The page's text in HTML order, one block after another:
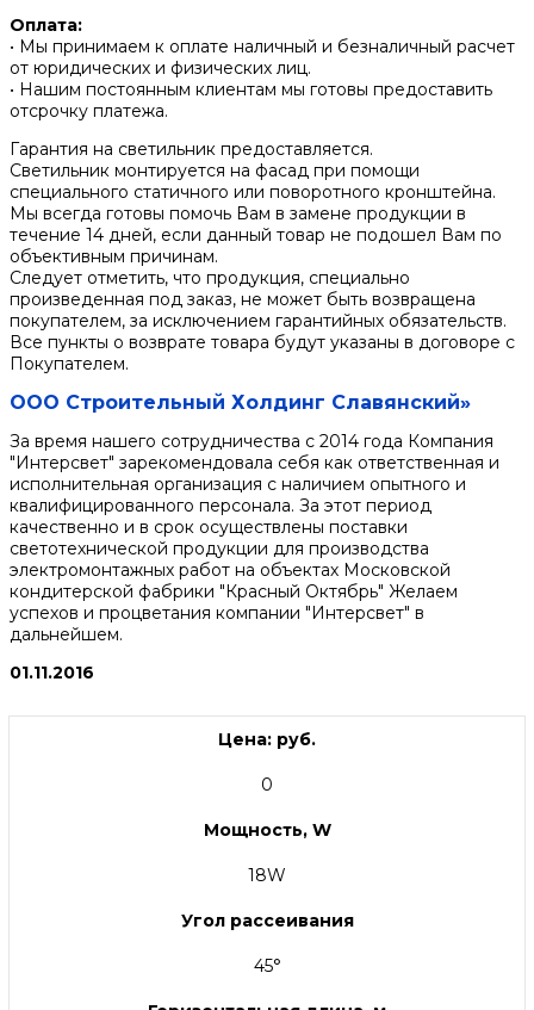
Оплата:
• Мы принимаем к оплате наличный и безналичный расчет
от юридических и физических лиц.
• Нашим постоянным клиентам мы готовы предоставить
отсрочку платежа.
Гарантия на светильник предоставляется.
Светильник монтируется на фасад при помощи
специального статичного или поворотного кронштейна.
Мы всегда готовы помочь Вам в замене продукции в
течение 14 дней, если данный товар не подошел Вам по
объективным причинам.
Следует отметить, что продукция, специально
произведенная под заказ, не может быть возвращена
покупателем, за исключением гарантийных обязательств.
Все пункты о возврате товара будут указаны в договоре с
Покупателем.
ООО Строительный Холдинг Славянский»
За время нашего сотрудничества с 2014 года Компания
"Интерсвет" зарекомендовала себя как ответственная и
исполнительная организация с наличием опытного и
квалифицированного персонала. За этот период
качественно и в срок осуществлены поставки
светотехнической продукции для производства
электромонтажных работ на объектах Московской
кондитерской фабрики "Красный Октябрь" Желаем
успехов и процветания компании "Интерсвет" в
дальнейшем.
01.11.2016
Цена: руб.
0
Мощность, W
18W
Угол рассеивания
45°